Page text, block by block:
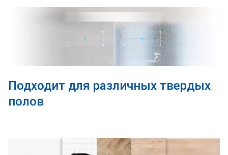
Подходит для различных твердых
полов